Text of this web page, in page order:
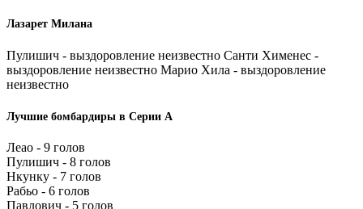
Лазарет Милана
Пулишич - выздоровление неизвестно Санти Хименес -
выздоровление неизвестно Марио Хила - выздоровление
неизвестно
Лучшие бомбардиры в Серии А
Леао - 9 голов
Пулишич - 8 голов
Нкунку - 7 голов
Рабьо - 6 голов
Павлович - 5 голов